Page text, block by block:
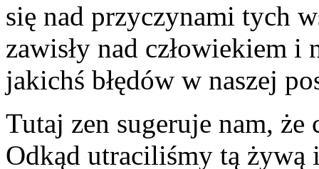
się nad przyczynami tych
zawisły nad człowiekiem i
jakichś błędów w naszej
Tutaj zen sugeruje nam,
Odkąd utraciliśmy tą żywą